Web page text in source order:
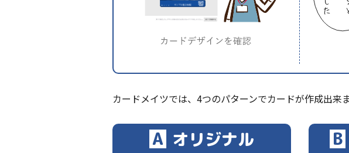
カードメイツでは、4つのパターンでカードが作成出来ま
A オリジナル B